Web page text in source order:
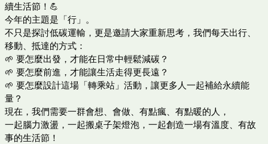
續生活節！💪
今年的主題是「行」。
不只是探討低碳運輸，更是邀請大家重新思考，我們每天出行、
移動、抵達的方式：
🌱 要怎麼出發，才能在日常中輕鬆減碳？
🌱 要怎麼前進，才能讓生活走得更長遠？
🌱 要怎麼設計這場「轉乘站」活動，讓更多人一起補給永續能
量？
現在，我們需要一群會想、會做、有點瘋、有點暖的人，
一起腦力激盪，一起搬桌子架燈泡，一起創造一場有溫度、有故
事的生活節！